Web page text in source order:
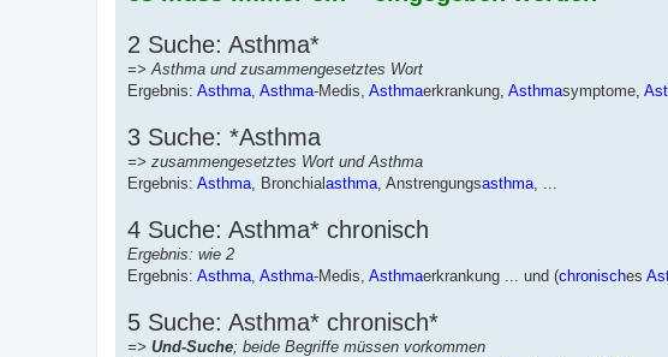
2 Suche: Asthma*
=> Asthma und zusammengesetztes Wort
Ergebnis: Asthma Asthma-Medis, Asthmaerkrankung, Asthmasymptome,
3 Suche: *Asthma
=> zusammengesetztes Wort und Asthma
Ergebnis: Asthma , Bronchialasthma , Anstrengungsasthma
4 Suche: Asthma* chronisch
Ergebnis: wie 2
Ergebnis: Asthma Asthma-Medis, Asthmaerkrankung ... und (chronisches
5 Suche: Asthma* chronisch*
=> Und-Suche; beide Begriffe müssen vorkommen